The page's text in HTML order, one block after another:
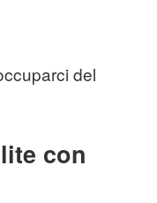
del
con